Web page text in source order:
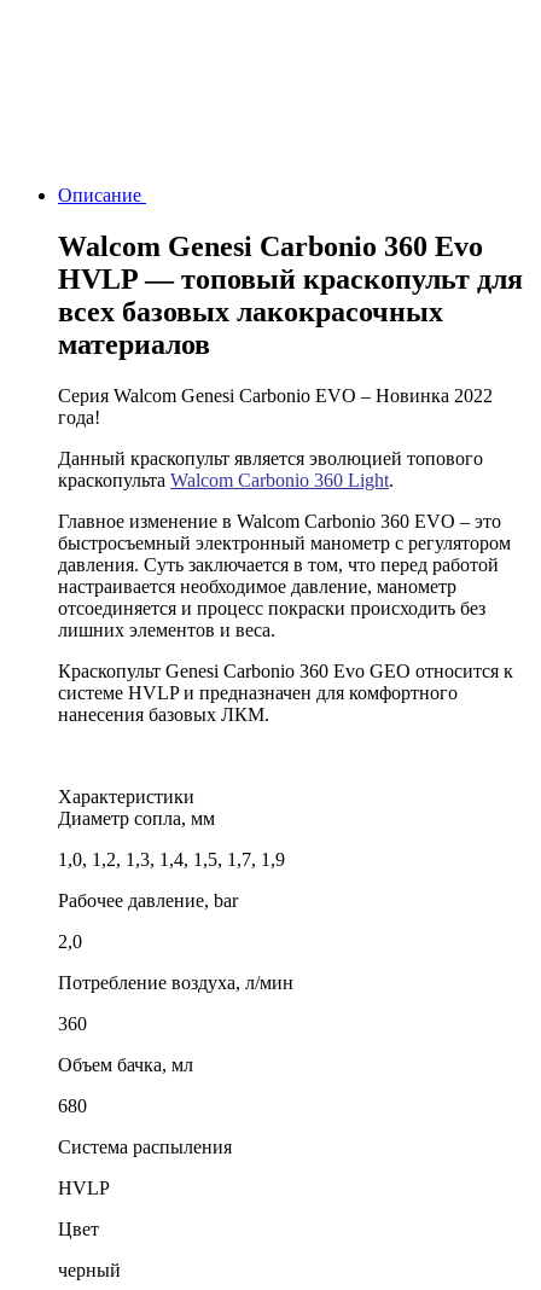
Описание
Walcom Genesi Carbonio 360 Evo
HVLP — топовый краскопульт для
всех базовых лакокрасочных
материалов
Серия Walcom Genesi Carbonio EVO – Новинка 2022
года!
Данный краскопульт является эволюцией топового
краскопульта Walcom Carbonio 360 Light.
Главное изменение в Walcom Carbonio 360 EVO – это
быстросъемный электронный манометр с регулятором
давления. Суть заключается в том, что перед работой
настраивается необходимое давление, манометр
отсоединяется и процесс покраски происходить без
лишних элементов и веса.
Краскопульт Genesi Carbonio 360 Evo GEO относится к
системе HVLP и предназначен для комфортного
нанесения базовых ЛКМ.
Характеристики
Диаметр сопла, мм
1,0, 1,2, 1,3, 1,4, 1,5, 1,7, 1,9
Рабочее давление, bar
2,0
Потребление воздуха, л/мин
360
Объем бачка, мл
680
Система распыления
HVLP
Цвет
черный